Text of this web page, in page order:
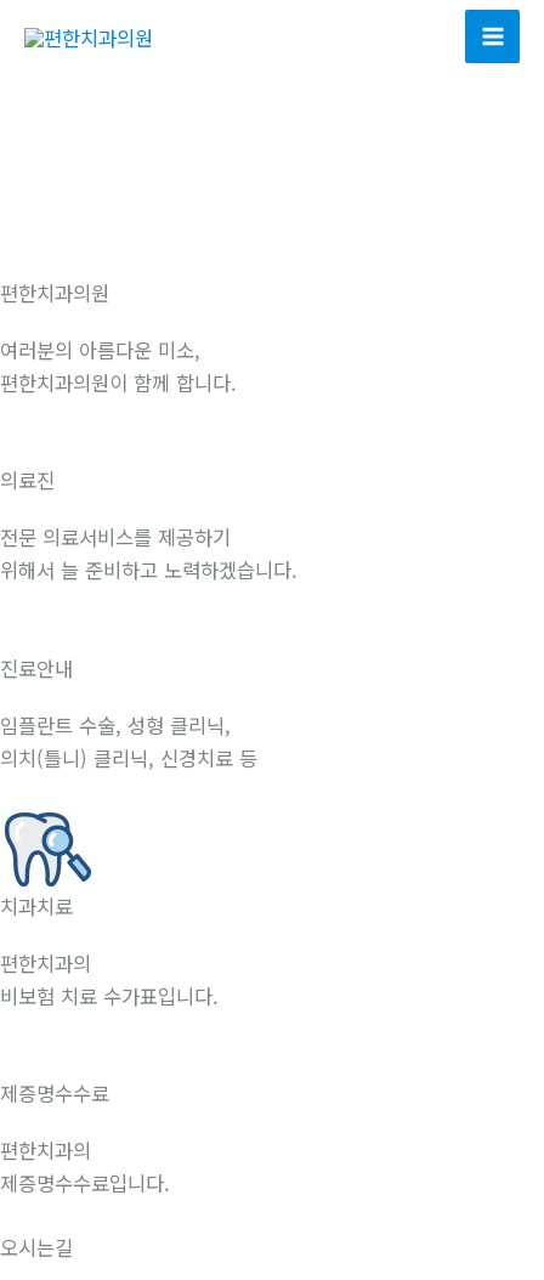
Main
편한치과의원
여러분의 아름다운 미소,
편한치과의원이 함께 합니다.
의료진
전문 의료서비스를 제공하기
위해서 늘 준비하고 노력하겠습니다.
진료안내
임플란트 수술, 성형 클리닉,
의치(틀니) 클리닉, 신경치료 등
치과치료
편한치과의
비보험 치료 수가표입니다.
제증명수수료
편한치과의
제증명수수료입니다.
오시는길